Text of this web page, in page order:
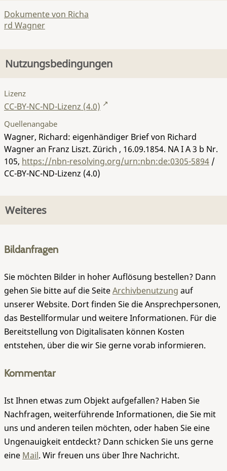
Dokumente von Richa
rd Wagner
Nutzungsbedingungen
Lizenz
CC-BY-NC-ND-Lizenz (4.0)
Quellenangabe
Wagner, Richard: eigenhändiger Brief von Richard
Wagner an Franz Liszt. Zürich , 16.09.1854. NA I A 3 b Nr.
105, https://nbn-resolving.org/urn:nbn:de:0305-5894 /
CC-BY-NC-ND-Lizenz (4.0)
Weiteres
Bildanfragen
Sie möchten Bilder in hoher Auflösung bestellen? Dann
gehen Sie bitte auf die SeiteArchivbenutzung auf
unserer Website. Dort finden Sie die Ansprechpersonen,
das Bestellformular und weitere Informationen. Für die
Bereitstellung von Digitalisaten können Kosten
entstehen, über die wir Sie gerne vorab informieren.
Kommentar
Ist Ihnen etwas zum Objekt aufgefallen? Haben Sie
Nachfragen, weiterführende Informationen, die Sie mit
uns und anderen teilen möchten, oder haben Sie eine
Ungenauigkeit entdeckt? Dann schicken Sie uns gerne
eine Mail. Wir freuen uns über Ihre Nachricht.